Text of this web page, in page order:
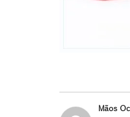
Mãos